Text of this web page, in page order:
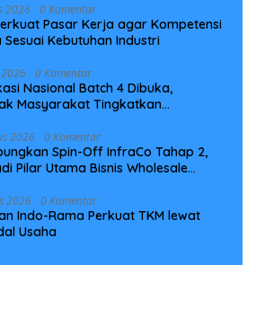
2026 0 Komentar
Pasar Kerja agar Kompetensi
Kebutuhan Industri
2026 0 Komentar
Nasional Batch 4 Dibuka,
Masyarakat Tingkatkan
2026 0 Komentar
Spin-Off InfraCo Tahap 2,
Pilar Utama Bisnis Wholesale
2026 0 Komentar
Indo-Rama Perkuat TKM lewat
Usaha